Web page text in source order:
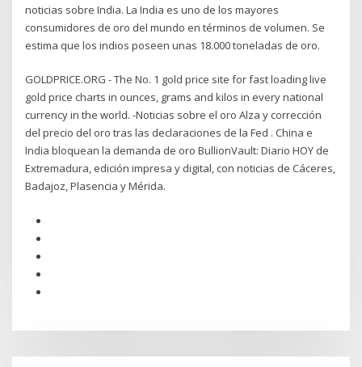
noticias sobre India. La India es uno de los mayores
consumidores de oro del mundo en términos de volumen. Se
estima que los indios poseen unas 18.000 toneladas de oro.
GOLDPRICE.ORG - The No. 1 gold price site for fast loading live
gold price charts in ounces, grams and kilos in every national
currency in the world. -Noticias sobre el oro Alza y corrección
del precio del oro tras las declaraciones de la Fed . China e
India bloquean la demanda de oro BullionVault: Diario HOY de
Extremadura, edición impresa y digital, con noticias de Cáceres,
Badajoz, Plasencia y Mérida.